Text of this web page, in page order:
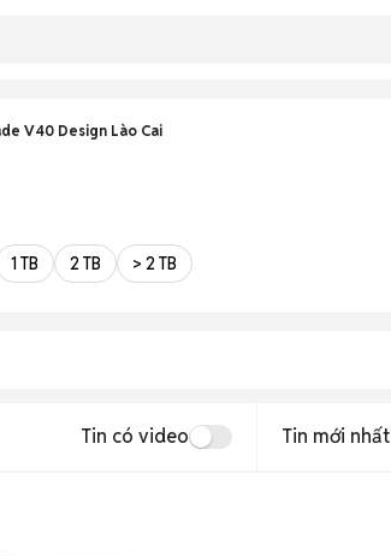
V40 Design Lào Cai
1 TB 2 TB > 2 TB
Tin có video Tin mới nhất